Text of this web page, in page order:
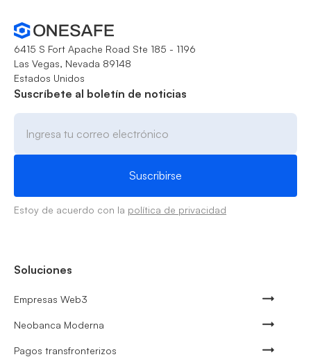
6415 S Fort Apache Road Ste 185 - 1196
Las Vegas, Nevada 89148
Estados Unidos
Suscríbete al boletín de noticias
Estoy de acuerdo con la política de privacidad
Soluciones
Empresas Web3
Neobanca Moderna
Pagos transfronterizos